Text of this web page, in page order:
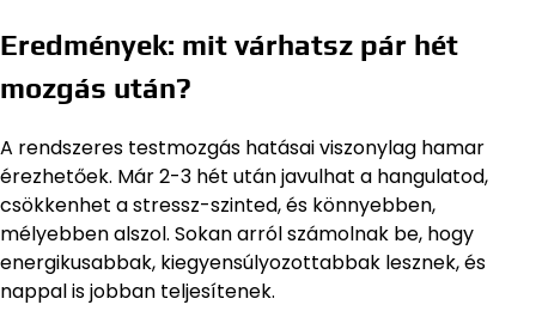
Eredmények: mit várhatsz pár hét
mozgás után?
A rendszeres testmozgás hatásai viszonylag hamar
érezhetőek. Már 2-3 hét után javulhat a hangulatod,
csökkenhet a stressz-szinted, és könnyebben,
mélyebben alszol. Sokan arról számolnak be, hogy
energikusabbak, kiegyensúlyozottabbak lesznek, és
nappal is jobban teljesítenek.